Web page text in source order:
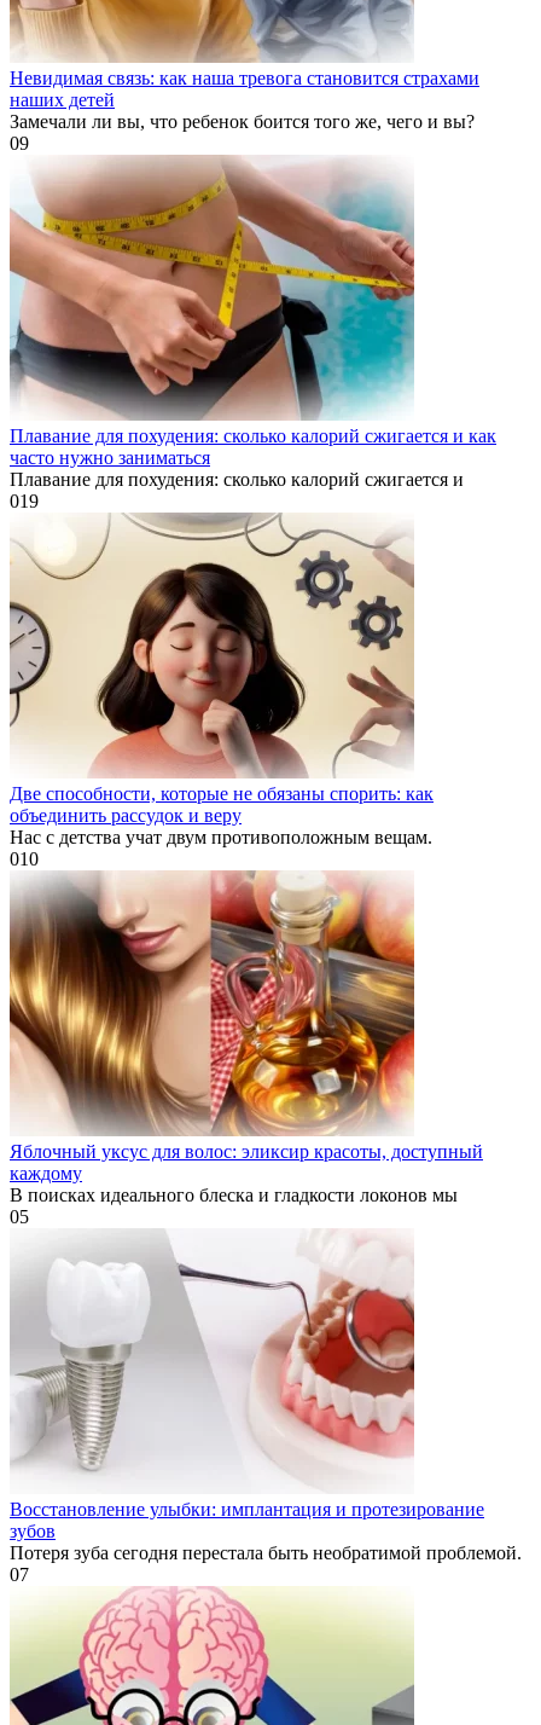
Невидимая связь: как наша тревога становится страхами
наших детей
Замечали ли вы, что ребенок боится того же, чего и вы?
09
Плавание для похудения: сколько калорий сжигается и как
часто нужно заниматься
Плавание для похудения: сколько калорий сжигается и
019
Две способности, которые не обязаны спорить: как
объединить рассудок и веру
Нас с детства учат двум противоположным вещам.
010
Яблочный уксус для волос: эликсир красоты, доступный
каждому
В поисках идеального блеска и гладкости локонов мы
05
Восстановление улыбки: имплантация и протезирование
зубов
Потеря зуба сегодня перестала быть необратимой проблемой.
07